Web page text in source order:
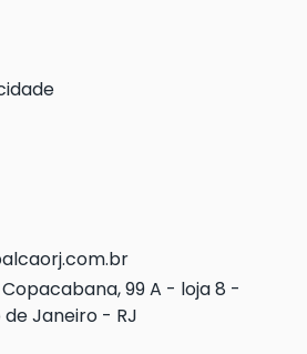
Copacabana, 99 A - loja 8 -
Janeiro - RJ